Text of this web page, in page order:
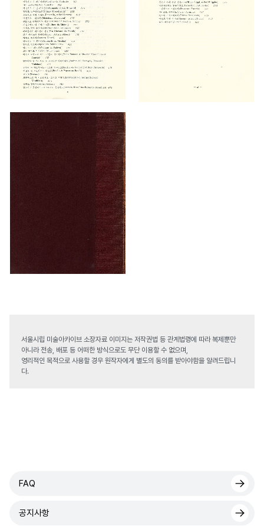
서울시립 미술아카이브 소장자료 이미지는 저작권법 등 관계법령에 따라 복제뿐만
아니라 전송, 배포 등 어떠한 방식으로도 무단 이용할 수 없으며,
영리적인 목적으로 사용할 경우 원작자에게 별도의 동의를 받아야함을 알려드립니
다.
FAQ
공지사항